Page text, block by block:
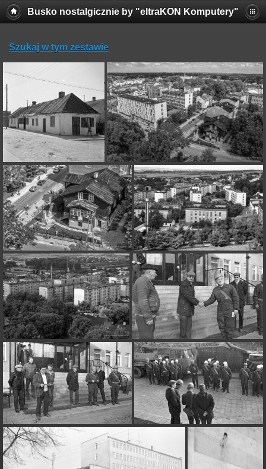
Busko nostalgicznie by "eltraKON Komputery"
Szukaj w tym zestawie